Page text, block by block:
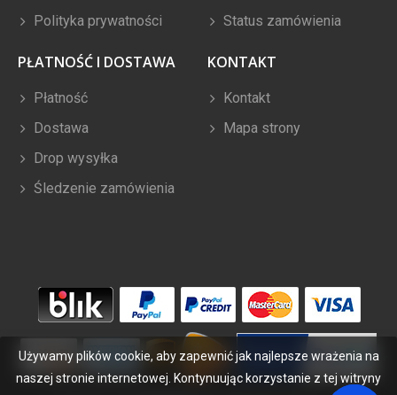
Polityka prywatności
Status zamówienia
PŁATNOŚĆ I DOSTAWA
Płatność
Dostawa
Drop wysyłka
Śledzenie zamówienia
KONTAKT
Kontakt
Mapa strony
Używamy plików cookie, aby zapewnić jak najlepsze wrażenia na
naszej stronie internetowej. Kontynuując korzystanie z tej witryny